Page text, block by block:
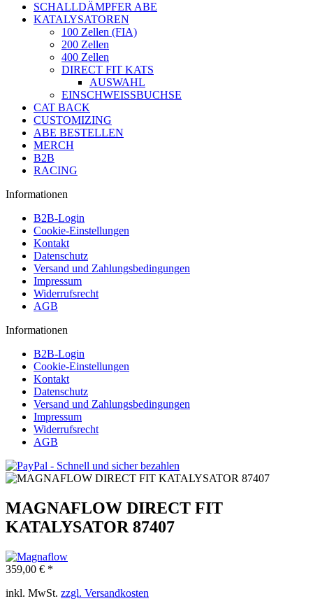
SCHALLDÄMPFER ABE
KATALYSATOREN
100 Zellen (FIA)
200 Zellen
400 Zellen
DIRECT FIT KATS
AUSWAHL
EINSCHWEISSBUCHSE
CAT BACK
CUSTOMIZING
ABE BESTELLEN
MERCH
B2B
RACING
Informationen
B2B-Login
Cookie-Einstellungen
Kontakt
Datenschutz
Versand und Zahlungsbedingungen
Impressum
Widerrufsrecht
AGB
Informationen
B2B-Login
Cookie-Einstellungen
Kontakt
Datenschutz
Versand und Zahlungsbedingungen
Impressum
Widerrufsrecht
AGB
MAGNAFLOW DIRECT FIT
KATALYSATOR 87407
359,00 € *
inkl. MwSt. zzgl. Versandkosten